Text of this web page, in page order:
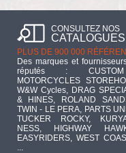
CONSULTEZ NOS
CATALOGUES
PLUS DE 900 000
Des marques et
réputés : CUSTOM
MOTORCYCLES
W&W Cycles, DRAG
& HINES, ROLAND
TWIN - LE PERA, PARTS
TUCKER ROCKY,
NESS, HIGHWAY
EASYRIDERS, WEST
...